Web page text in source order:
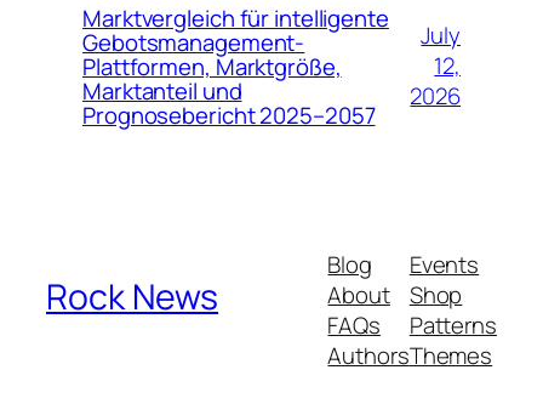
Marktvergleich für intelligente
Gebotsmanagement-
Plattformen, Marktgröße,
Marktanteil und
Prognosebericht 2025–2057
July
12,
2026
Rock News
Blog
About
FAQs
Authors
Events
Shop
Patterns
Themes